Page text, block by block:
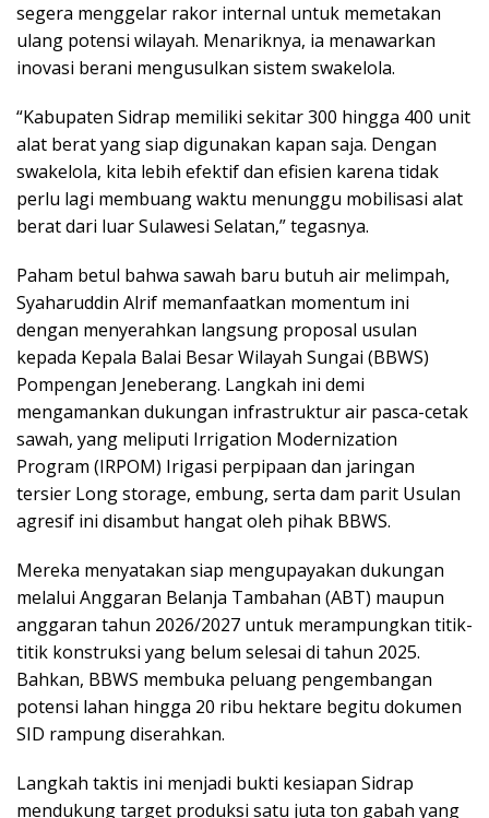
segera menggelar rakor internal untuk memetakan
ulang potensi wilayah. Menariknya, ia menawarkan
inovasi berani mengusulkan sistem swakelola.
“Kabupaten Sidrap memiliki sekitar 300 hingga 400 unit
alat berat yang siap digunakan kapan saja. Dengan
swakelola, kita lebih efektif dan efisien karena tidak
perlu lagi membuang waktu menunggu mobilisasi alat
berat dari luar Sulawesi Selatan,” tegasnya.
Paham betul bahwa sawah baru butuh air melimpah,
Syaharuddin Alrif memanfaatkan momentum ini
dengan menyerahkan langsung proposal usulan
kepada Kepala Balai Besar Wilayah Sungai (BBWS)
Pompengan Jeneberang. Langkah ini demi
mengamankan dukungan infrastruktur air pasca-cetak
sawah, yang meliputi Irrigation Modernization
Program (IRPOM) Irigasi perpipaan dan jaringan
tersier Long storage, embung, serta dam parit Usulan
agresif ini disambut hangat oleh pihak BBWS.
Mereka menyatakan siap mengupayakan dukungan
melalui Anggaran Belanja Tambahan (ABT) maupun
anggaran tahun 2026/2027 untuk merampungkan titik-
titik konstruksi yang belum selesai di tahun 2025.
Bahkan, BBWS membuka peluang pengembangan
potensi lahan hingga 20 ribu hektare begitu dokumen
SID rampung diserahkan.
Langkah taktis ini menjadi bukti kesiapan Sidrap
mendukung target produksi satu juta ton gabah yang